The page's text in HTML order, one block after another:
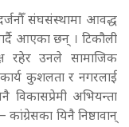
संघसंस्थामा आवद्ध
आएका छन् । टिकौली
रहेर उनले सामाजिक
कुशलता र नगरलाई
विकासप्रेमी अभियन्ता
यिनै निष्ठावान्